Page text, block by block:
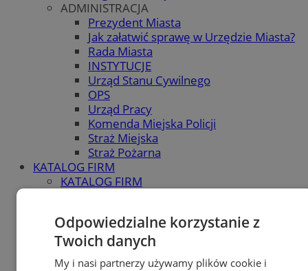
ADMINISTRACJA
Prezydent Miasta
Jak załatwić sprawę w Urzędzie Miasta?
Rada Miasta
INSTYTUCJE
Urząd Stanu Cywilnego
OPS
Urząd Pracy
Komenda Miejska Policji
Straż Miejska
Straż Pożarna
KATALOG FIRM
KATALOG FIRM
Skup.io - Skup nieruchomości
Świętochłowice
Skup - nieruchomosci.org
Odpowiedzialne korzystanie z
Twoich danych
My i nasi partnerzy używamy plików cookie i